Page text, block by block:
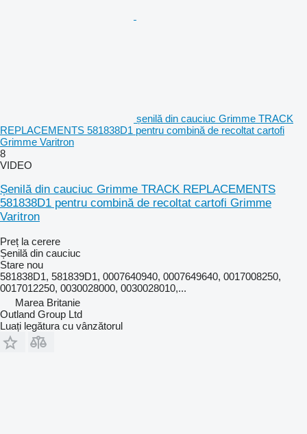
șenilă din cauciuc Grimme TRACK
REPLACEMENTS 581838D1 pentru combină de recoltat cartofi
Grimme Varitron
8
VIDEO
Șenilă din cauciuc Grimme TRACK REPLACEMENTS
581838D1 pentru combină de recoltat cartofi Grimme
Varitron
Preț la cerere
Șenilă din cauciuc
Stare nou
581838D1, 581839D1, 0007640940, 0007649640, 0017008250,
0017012250, 0030028000, 0030028010,...
Marea Britanie
Outland Group Ltd
Luați legătura cu vânzătorul